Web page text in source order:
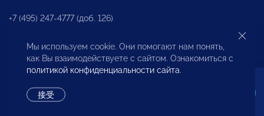
+7 (495) 247-4777 (доб. 126)
商投权益保护部
Мы используем cookie. Они помогают нам понять,
как Вы взаимодействуете с сайтом. Ознакомиться с
политикой конфиденциальности сайта.
接受